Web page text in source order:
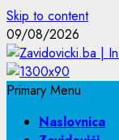
Skip to content
09/08/2026
Primary Menu
Naslovnica